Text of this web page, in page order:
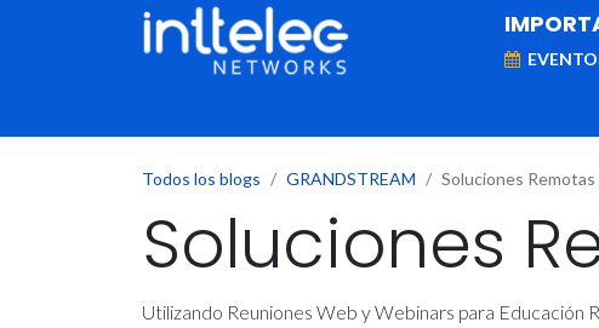
Todos los blogs GRANDSTREAM Soluciones Remotas
Soluciones
Utilizando Reuniones Web y Webinars para Educación